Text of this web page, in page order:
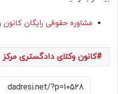
مشاوره حقوقی رایگان
کانون وکلای دادگستری مرکز